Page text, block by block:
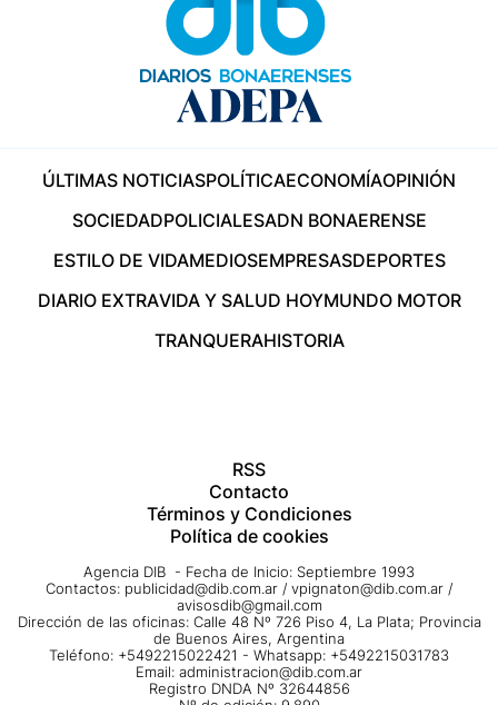
ÚLTIMAS NOTICIASPOLÍTICAECONOMÍAOPINIÓN
SOCIEDADPOLICIALESADN BONAERENSE
ESTILO DE VIDAMEDIOSEMPRESASDEPORTES
DIARIO EXTRAVIDA Y SALUD HOYMUNDO MOTOR
TRANQUERAHISTORIA
RSS
Contacto
Términos y Condiciones
Política de cookies
Agencia DIB - Fecha de Inicio: Septiembre 1993
Contactos: publicidad@dib.com.ar / vpignaton@dib.com.ar /
avisosdib@gmail.com
Dirección de las oficinas: Calle 48 Nº 726 Piso 4, La Plata; Provincia
de Buenos Aires, Argentina
Teléfono: +5492215022421 - Whatsapp: +5492215031783
Email: administracion@dib.com.ar
Registro DNDA Nº 32644856